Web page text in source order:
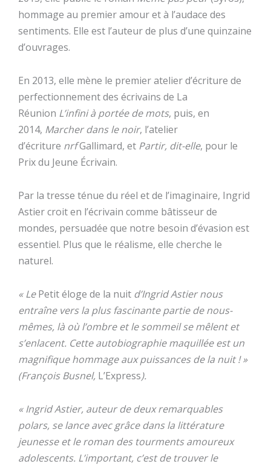
hommage au premier amour et à l’audace des
sentiments. Elle est l’auteur de plus d’une quinzaine
d’ouvrages.
En 2013, elle mène le premier atelier d’écriture de
perfectionnement des écrivains de La
Réunion L’infini à portée de mots, puis, en
2014, Marcher dans le noir, l’atelier
d’écriture nrfGallimard, et Partir, dit-elle, pour le
Prix du Jeune Écrivain.
Par la tresse ténue du réel et de l’imaginaire, Ingrid
Astier croit en l’écrivain comme bâtisseur de
mondes, persuadée que notre besoin d’évasion est
essentiel. Plus que le réalisme, elle cherche le
naturel.
« LePetit éloge de la nuit d’Ingrid Astier nous
entraîne vers la plus fascinante partie de nous-
mêmes, là où l’ombre et le sommeil se mêlent et
s’enlacent. Cette autobiographie maquillée est un
magnifique hommage aux puissances de la nuit ! »
(François Busnel, L’Express).
« Ingrid Astier, auteur de deux remarquables
polars, se lance avec grâce dans la littérature
jeunesse et le roman des tourments amoureux
adolescents. L’important, c’est de trouver le